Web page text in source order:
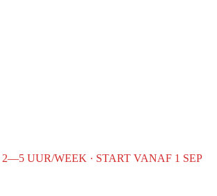
UUR/WEEK · START VANAF 1 SEP